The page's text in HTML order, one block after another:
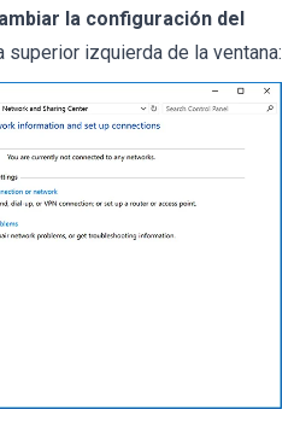
la configuración del
superior izquierda de la ventana: